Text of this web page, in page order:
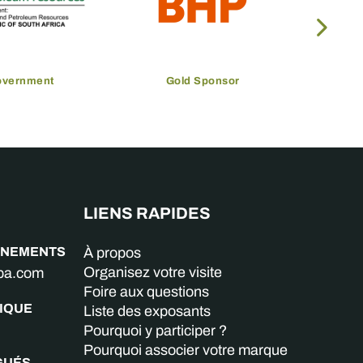
Gold Sponsor
LIENS RAPIDES
À propos
Organisez votre visite
Foire aux questions
Liste des exposants
Pourquoi y participer ?
Pourquoi associer votre marque